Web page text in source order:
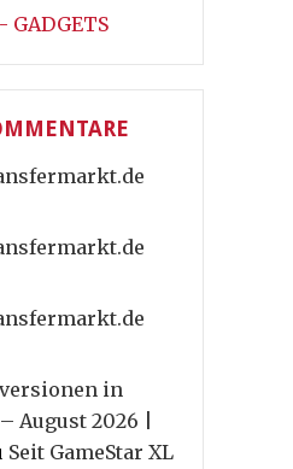
GADGETS
in
August 2026 |
Seit GameStar XL